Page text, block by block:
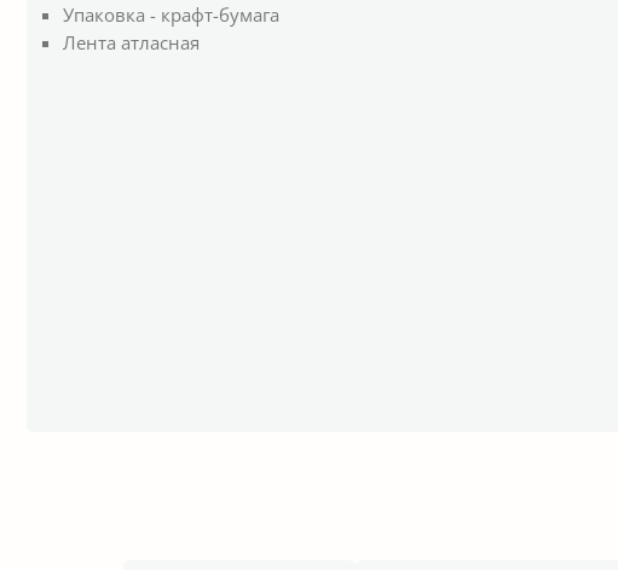
Упаковка - крафт-бумага
Лента атласная